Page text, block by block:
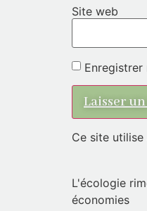
Site web
Ce site
L'écologie
économies